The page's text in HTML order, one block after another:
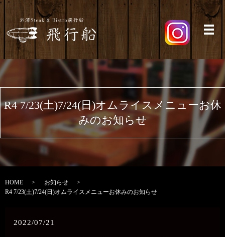
メ
R4 7/23(土)7/24(日)オムライスメニューお休
みのお知らせ
HOME
お知らせ
R4 7/23(土)7/24(日)オムライスメニューお休みのお知らせ
2022/07/21